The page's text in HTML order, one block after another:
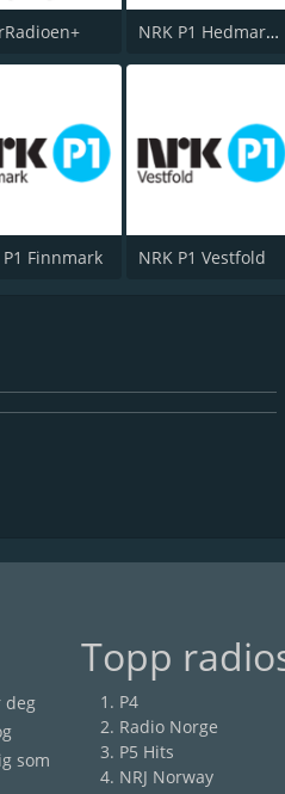
NRK P1 Hedmark og Oppland
P1 Finnmark NRK P1 Vestfold
deg
som
Topp
P4
Radio Norge
P5 Hits
NRJ Norway